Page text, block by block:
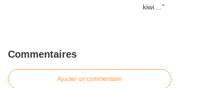
Commentaires
Ajouter un commentaire